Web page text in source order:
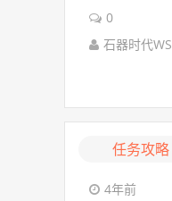
0
石器时代WS
任务攻略
4年前